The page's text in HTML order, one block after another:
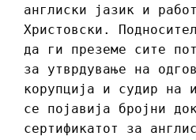
англиски јазик и
Христовски.
да ги преземе сите
за утврдување на
корупција и судир на
се појавија бројни
сертификатот за